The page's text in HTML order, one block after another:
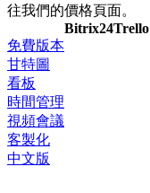
往我們的價格頁面。
Bitrix24Trello
免費版本
甘特圖
看板
時間管理
視頻會議
客製化
中文版